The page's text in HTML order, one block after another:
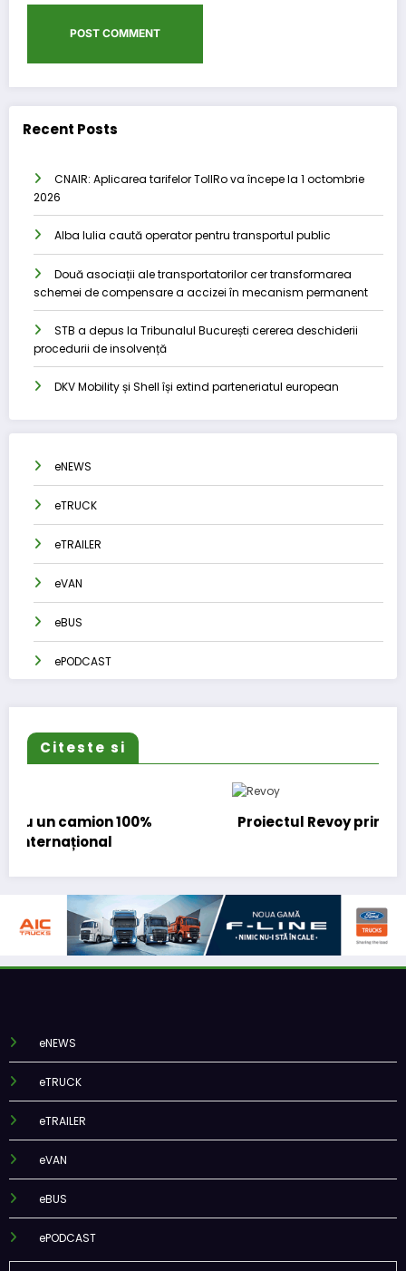
Recent Posts
CNAIR: Aplicarea tarifelor TollRo va începe la 1 octombrie
2026
Alba Iulia caută operator pentru transportul public
Două asociații ale transportatorilor cer transformarea
schemei de compensare a accizei în mecanism permanent
STB a depus la Tribunalul București cererea deschiderii
procedurii de insolvență
DKV Mobility și Shell își extind parteneriatul european
eNEWS
eTRUCK
eTRAILER
eVAN
eBUS
ePODCAST
Citeste si
Proiectul Revoy prinde contur
eNEWS
eTRUCK
eTRAILER
eVAN
eBUS
ePODCAST